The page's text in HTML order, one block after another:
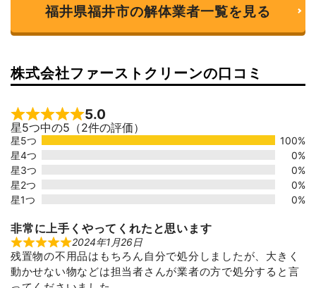
福井県福井市の解体業者一覧を見る
株式会社ファーストクリーンの口コミ
Rated 5 out of 5
5.0
星5つ中の5（2件の評価）
星5つ
100%
星4つ
0%
星3つ
0%
星2つ
0%
星1つ
0%
非常に上手くやってくれたと思います
R
a
e
d
2024年1月26日
残置物の不用品はもちろん自分で処分しましたが、大きく
動かせない物などは担当者さんが業者の方で処分すると言